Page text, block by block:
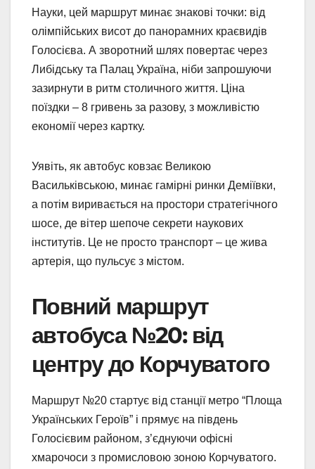
Науки, цей маршрут минає знакові точки: від
олімпійських висот до панорамних краєвидів
Голосієва. А зворотний шлях повертає через
Либідську та Палац Україна, ніби запрошуючи
зазирнути в ритм столичного життя. Ціна
поїздки – 8 гривень за разову, з можливістю
економії через картку.
Уявіть, як автобус ковзає Великою
Васильківською, минає гамірні ринки Деміївки,
а потім виривається на простори стратегічного
шосе, де вітер шепоче секрети наукових
інститутів. Це не просто транспорт – це жива
артерія, що пульсує з містом.
Повний маршрут
автобуса №20: від
центру до Корчуватого
Маршрут №20 стартує від станції метро “Площа
Українських Героїв” і прямує на південь
Голосієвим районом, з’єднуючи офісні
хмарочоси з промисловою зоною Корчуватого.